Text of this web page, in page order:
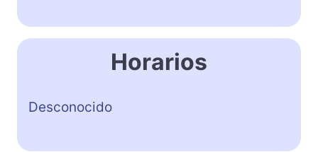
Horarios
Desconocido